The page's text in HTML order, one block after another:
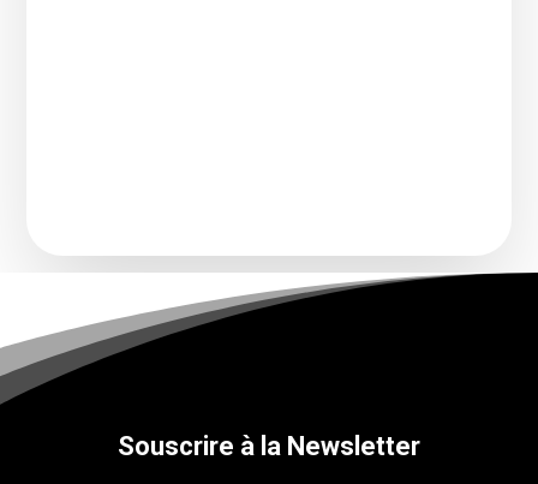
Souscrire à la Newsletter